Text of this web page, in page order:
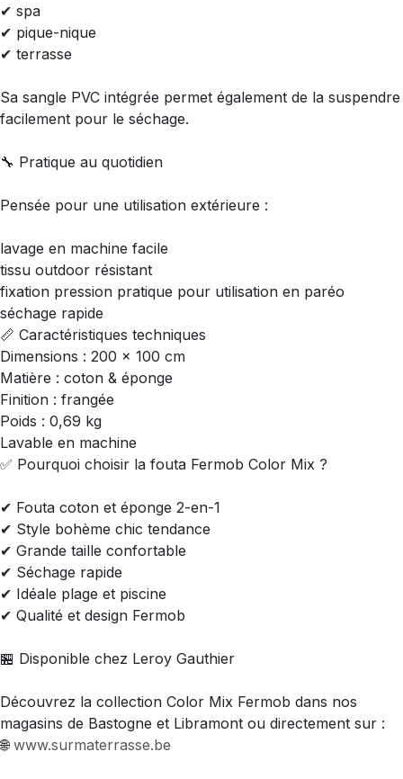
✔ spa
✔ pique-nique
✔ terrasse
Sa sangle PVC intégrée permet également de la suspendre
facilement pour le séchage.
🔧 Pratique au quotidien
Pensée pour une utilisation extérieure :
lavage en machine facile
tissu outdoor résistant
fixation pression pratique pour utilisation en paréo
séchage rapide
📏 Caractéristiques techniques
Dimensions : 200 x 100 cm
Matière : coton & éponge
Finition : frangée
Poids : 0,69 kg
Lavable en machine
✅ Pourquoi choisir la fouta Fermob Color Mix ?
✔ Fouta coton et éponge 2-en-1
✔ Style bohème chic tendance
✔ Grande taille confortable
✔ Séchage rapide
✔ Idéale plage et piscine
✔ Qualité et design Fermob
🏪 Disponible chez Leroy Gauthier
Découvrez la collection Color Mix Fermob dans nos
magasins de Bastogne et Libramont ou directement sur :
🌐www.surmaterrasse.be